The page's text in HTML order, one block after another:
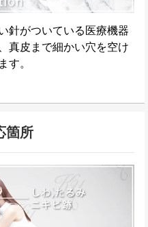
針がついている医療機器
真皮まで細かい穴を空け
す。
箇所